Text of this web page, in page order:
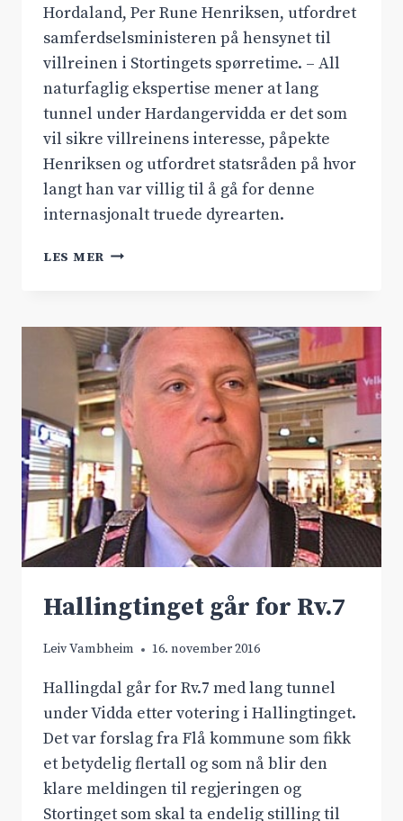
Hordaland, Per Rune Henriksen, utfordret
samferdselsministeren på hensynet til
villreinen i Stortingets spørretime. – All
naturfaglig ekspertise mener at lang
tunnel under Hardangervidda er det som
vil sikre villreinens interesse, påpekte
Henriksen og utfordret statsråden på hvor
langt han var villig til å gå for denne
internasjonalt truede dyrearten.
LES MER VILLREIN
Hallingtinget går for Rv.7
Leiv Vambheim 16. november 2016
Hallingdal går for Rv.7 med lang tunnel
under Vidda etter votering i Hallingtinget.
Det var forslag fra Flå kommune som fikk
et betydelig flertall og som nå blir den
klare meldingen til regjeringen og
Stortinget som skal ta endelig stilling til